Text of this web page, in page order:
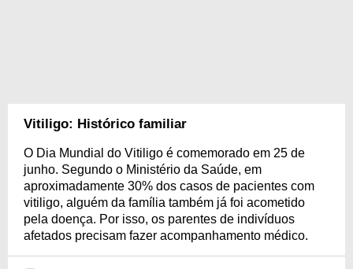
Vitiligo: Histórico familiar
O Dia Mundial do Vitiligo é comemorado em 25 de
junho. Segundo o Ministério da Saúde, em
aproximadamente 30% dos casos de pacientes com
vitiligo, alguém da família também já foi acometido
pela doença. Por isso, os parentes de indivíduos
afetados precisam fazer acompanhamento médico.